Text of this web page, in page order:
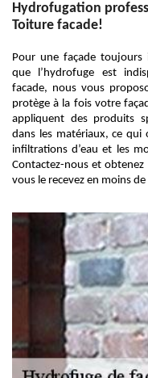
Hydrofugation
Toiture facade!
Pour une façade toujours
que l’hydrofuge est
facade, nous vous
protège à la fois votre
appliquent des produits
dans les matériaux, ce
infiltrations d’eau et les
Contactez-nous et
vous le recevez en moins